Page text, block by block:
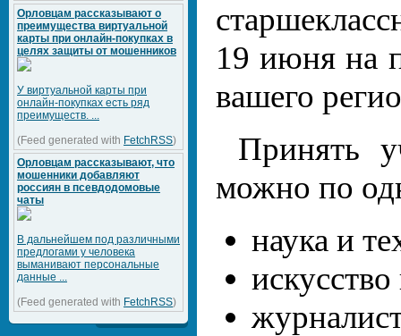
Орловцам рассказывают о
преимущества виртуальной
карты при онлайн-покупках в
целях защиты от мошенников
У виртуальной карты при
онлайн-покупках есть ряд
преимуществ. ...
(Feed generated with FetchRSS)
Орловцам рассказывают, что
мошенники добавляют
россиян в псевдодомовые
чаты
В дальнейшем под различными
предлогами у человека
выманивают персональные
данные ...
(Feed generated with FetchRSS)
19 июня на
вашего
Принять
можно по
наука и